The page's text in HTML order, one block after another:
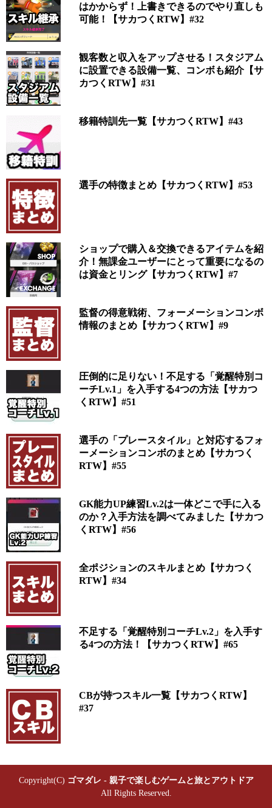
はかからず！上書きできるのでやり直しも
可能！【サカつくRTW】#32
観客数と収入をアップさせる！スタジアム
に設置できる設備一覧、コンボも紹介【サ
カつくRTW】#31
移籍特訓先一覧【サカつくRTW】#43
選手の特徴まとめ【サカつくRTW】#53
ショップで購入＆交換できるアイテムを紹
介！無課金ユーザーにとって重要になるの
は資金とリング【サカつくRTW】#7
監督の得意戦術、フォーメーションコンボ
情報のまとめ【サカつくRTW】#9
圧倒的に足りない！不足する「覚醒特別コ
ーチLv.1」を入手する4つの方法【サカつ
くRTW】#51
選手の「プレースタイル」と対応するフォ
ーメーションコンボのまとめ【サカつく
RTW】#55
GK能力UP練習Lv.2は一体どこで手に入る
のか？入手方法を調べてみました【サカつ
くRTW】#56
全ポジションのスキルまとめ【サカつく
RTW】#34
不足する「覚醒特別コーチLv.2」を入手す
る4つの方法！【サカつくRTW】#65
CBが持つスキル一覧【サカつくRTW】
#37
Copyright(C) ゴマダレ - 親子で楽しむゲームと旅とアウトドア
All Rights Reserved.